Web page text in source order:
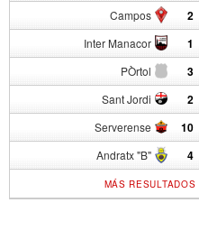
Campos 2
Inter Manacor 1
PÒrtol 3
Sant Jordi 2
Serverense 10
Andratx "B" 4
MÁS RESULTADOS